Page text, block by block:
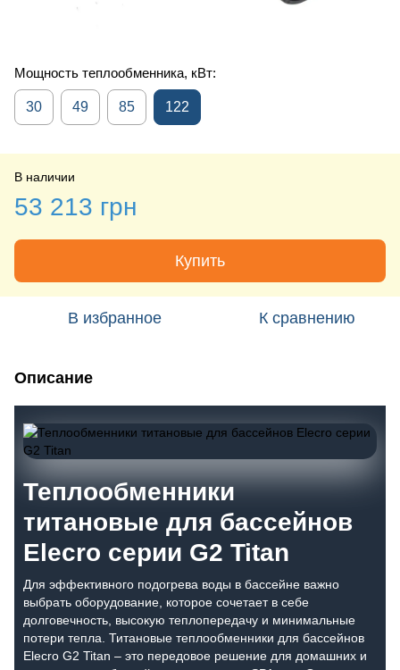
Мощность теплообменника, кВт:
30 49 85 122
В наличии
53 213 грн
Купить
В избранное К сравнению
Описание
Теплообменники
титановые для бассейнов
Elecro серии G2 Titan
Для эффективного подогрева воды в бассейне важно
выбрать оборудование, которое сочетает в себе
долговечность, высокую теплопередачу и минимальные
потери тепла. Титановые теплообменники для бассейнов
Elecro G2 Titan – это передовое решение для домашних и